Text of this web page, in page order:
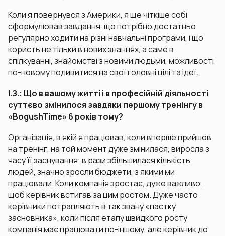
Коли я повернувся з Америки, я ще чіткіше собі
сформулював завдання, що потрібно достатньо
регулярно ходити на різні навчальні програми, і що
користь не тільки в нових знаннях, а саме в
спілкуванні, знайомстві з новими людьми, можливості
по-новому подивитися на свої головні цілі та ідеї.
І.З.: Що в вашому житті і в професійній діяльності
суттєво змінилося завдяки першому тренінгу в
«BogushTime» 6 років тому?
Організація, в якій я працював, коли вперше прийшов
на тренінг, на той момент дуже змінилася, виросла з
часу її заснування: в рази збільшилася кількість
людей, значно зросли бюджети, з якими ми
працювали. Коли компанія зростає, дуже важливо,
щоб керівник встигав за цим ростом. Дуже часто
керівники потрапляють в так звану «пастку
засновника», коли після етапу швидкого росту
компанія має працювати по-іншому, але керівник до